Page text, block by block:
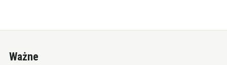
Ważne